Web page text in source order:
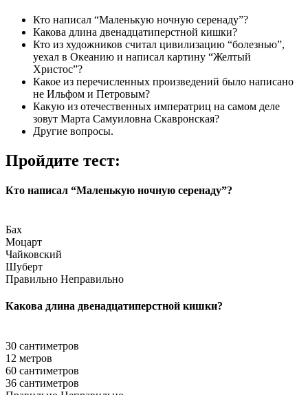
Кто написал “Маленькую ночную серенаду”?
Какова длина двенадцатиперстной кишки?
Кто из художников считал цивилизацию “болезнью”,
уехал в Океанию и написал картину “Желтый
Христос”?
Какое из перечисленных произведений было написано
не Ильфом и Петровым?
Какую из отечественных императриц на самом деле
зовут Марта Самуиловна Скавронская?
Другие вопросы.
Пройдите тест:
Кто написал “Маленькую ночную серенаду”?
Бах
Моцарт
Чайковский
Шуберт
Правильно Неправильно
Какова длина двенадцатиперстной кишки?
30 сантиметров
12 метров
60 сантиметров
36 сантиметров